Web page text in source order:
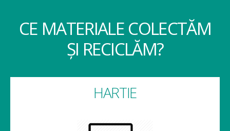
CE MATERIALE COLECTĂM
ȘI RECICLĂM?
HARTIE